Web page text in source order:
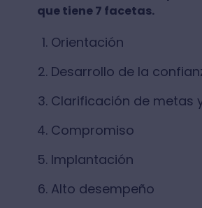
que tiene 7 facetas.
Orientación
Desarrollo de la
Clarificación de metas
Compromiso
Implantación
Alto desempeño